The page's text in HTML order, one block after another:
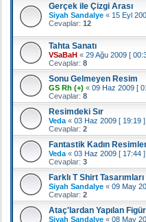
Gerçek ile Çizgi Arası
Siyah Sandalye « 15 Eyl
Cevaplar: 12
Tahta Sanatı
VSaBaH « 29 Ağu 2009 [
Cevaplar: 8
Sonu Gelmeyen Resim
GS Rh (+) « 09 Haz 2009 [
Cevaplar: 8
Resimdeki Sır
Veda « 03 Haz 2009 [ 19:19 ]
Cevaplar: 2
Fantastik Kadın
Veda « 03 Haz 2009 [ 17:44 ]
Cevaplar: 3
Farklı T Shirt Tasarımları
Siyah Sandalye « 09 May
Cevaplar: 2
Ataç'lardan Yapılan
Siyah Sandalye « 08 May